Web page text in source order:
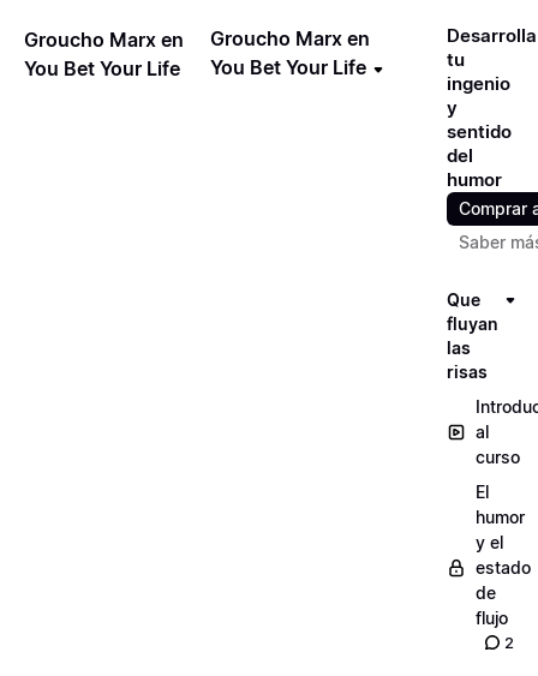
Groucho Marx en
You Bet Your Life
Groucho Marx en
You Bet Your Life
Desarrolla
tu
ingenio
y
sentido
del
humor
Comprar
Saber
Que
fluyan
las
risas
al
curso
El
humor
y el
estado
de
flujo
2